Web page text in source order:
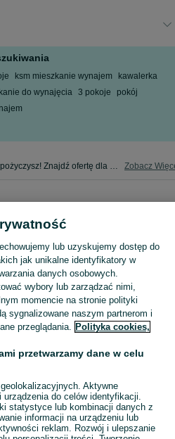
ksm mieszkanie wynajem
kawalerka
do wynajęcia 3 pokoje
pokój
Mamy wszystko, czego sobie wypożyczysz! Znajdź ofertę dla siebie w kategorii Wynajem na OLX - Kielce i okolice! Zobacz
lub uzyskujemy dostęp do
jak unikalne identyfikatory w
danych osobowych.
wybory lub zarządzać nimi,
momencie na stronie polityki
sygnalizowane naszym partnerom i
przeglądania. Polityka cookies,
przetwarzamy dane w celu
Aktywne
do celów identyfikacji.
statystyce lub kombinacji danych z
informacji na urządzeniu lub
reklam. Rozwój i ulepszanie